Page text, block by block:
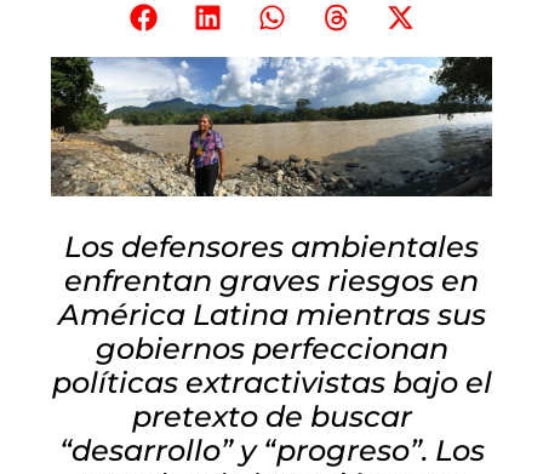
Los defensores ambientales
enfrentan graves riesgos en
América Latina mientras sus
gobiernos perfeccionan
políticas extractivistas bajo el
pretexto de buscar
“desarrollo” y “progreso”. Los